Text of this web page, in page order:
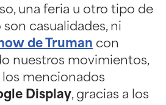
una feria u otro tipo de
casualidades, ni
de Truman con
nuestros movimientos,
mencionados
Display, gracias a los